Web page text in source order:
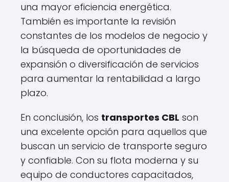
una mayor eficiencia energética.
También es importante la revisión
constantes de los modelos de negocio y
la búsqueda de oportunidades de
expansión o diversificación de servicios
para aumentar la rentabilidad a largo
plazo.
En conclusión, los transportes CBL son
una excelente opción para aquellos que
buscan un servicio de transporte seguro
y confiable. Con su flota moderna y su
equipo de conductores capacitados,